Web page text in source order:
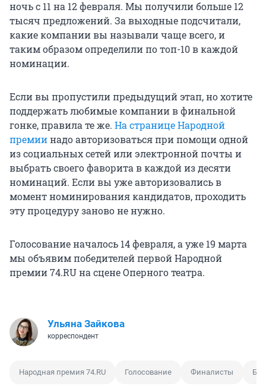
ночь с 11 на 12 февраля. Мы получили больше 12
тысяч предложений. За выходные подсчитали,
какие компании вы называли чаще всего, и
таким образом определили по топ-10 в каждой
номинации.
Если вы пропустили предыдущий этап, но хотите
поддержать любимые компании в финальной
гонке, правила те же. На странице Народной
премиинадо авторизоваться при помощи одной
из социальных сетей или электронной почты и
выбрать своего фаворита в каждой из десяти
номинаций. Если вы уже авторизовались в
момент номинирования кандидатов, проходить
эту процедуру заново не нужно.
Голосование началось 14 февраля, а уже 19 марта
мы объявим победителей первой Народной
премии 74.RU на сцене Оперного театра.
Ульяна Зайкова
корреспондент
Народная премия 74.RU Голосование Финалисты